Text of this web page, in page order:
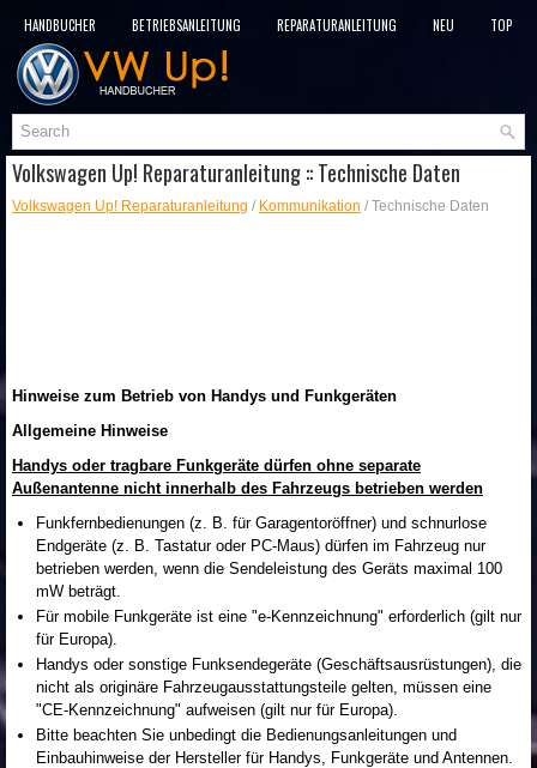
HANDBÜCHER BETRIEBSANLEITUNG REPARATURANLEITUNG NEU
TOP
SITEMAP
Volkswagen Up! Reparaturanleitung :: Technische Daten
Volkswagen Up! Reparaturanleitung / Kommunikation / Technische Daten
Hinweise zum Betrieb von Handys und Funkgeräten
Allgemeine Hinweise
Handys oder tragbare Funkgeräte dürfen ohne separate
Außenantenne nicht innerhalb des Fahrzeugs betrieben werden
Funkfernbedienungen (z. B. für Garagentoröffner) und schnurlose
Endgeräte (z. B. Tastatur oder PC-Maus) dürfen im Fahrzeug nur
betrieben werden, wenn die Sendeleistung des Geräts maximal 100
mW beträgt.
Für mobile Funkgeräte ist eine "e-Kennzeichnung" erforderlich (gilt nur
für Europa).
Handys oder sonstige Funksendegeräte (Geschäftsausrüstungen), die
nicht als originäre Fahrzeugausstattungsteile gelten, müssen eine
"CE-Kennzeichnung" aufweisen (gilt nur für Europa).
Bitte beachten Sie unbedingt die Bedienungsanleitungen und
Einbauhinweise der Hersteller für Handys, Funkgeräte und Antennen.